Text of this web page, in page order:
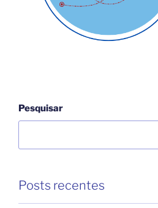
189
na
Pesquisar
Posts recentes